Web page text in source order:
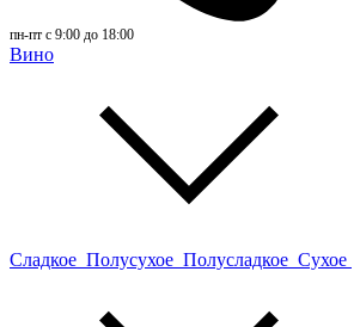
пн-пт с 9:00 до 18:00
Вино
Сладкое Полусухое Полусладкое Сухое